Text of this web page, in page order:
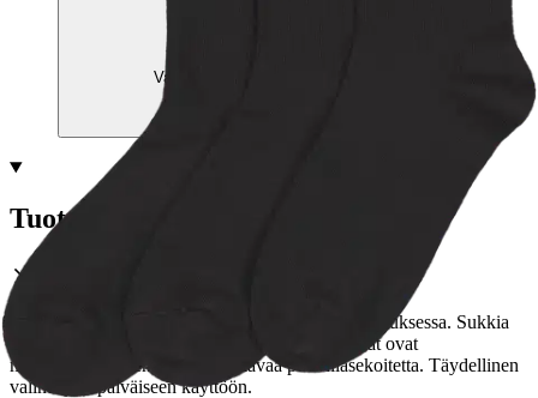
Valitse tuotteen koko
Tuotekuvaus
Lasten ohuet tennissukat kolmen kappaleen pakkauksessa. Sukkia
koristavat tyylikkäät kontrastiväriset raidat. Sukat ovat
materiaaliltaan pehmeää ja mukavaa puuvillasekoitetta. Täydellinen
valinta jokapäiväiseen käyttöön.